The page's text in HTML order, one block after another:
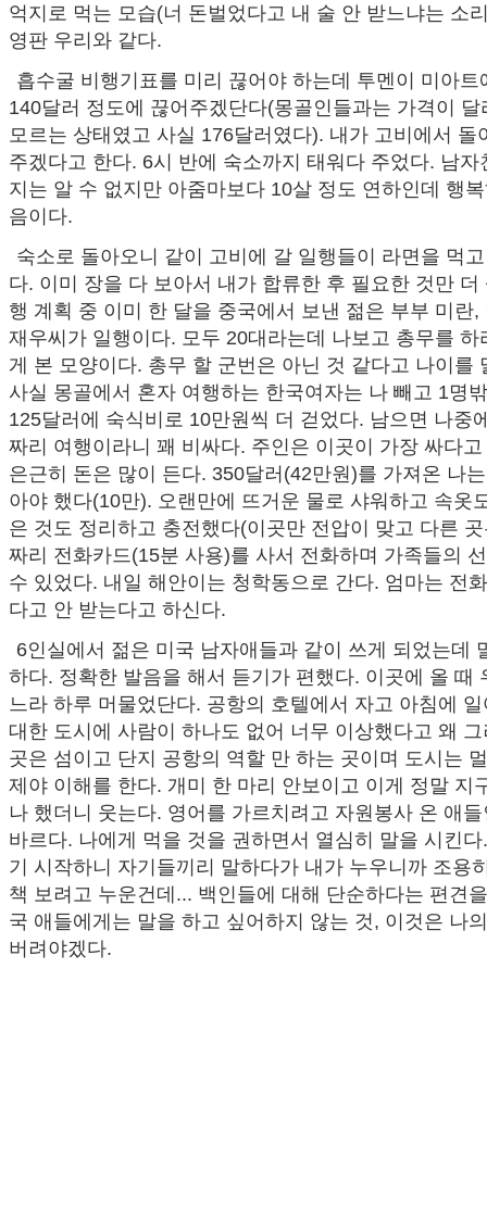
억지로 먹는 모습(너 돈벌었다고 내 술 안 받느냐는 소
영판 우리와 같다.
흡수굴 비행기표를 미리 끊어야 하는데 투멘이 미아트
140달러 정도에 끊어주겠단다(몽골인들과는 가격이
모르는 상태였고 사실 176달러였다). 내가 고비에서 돌
주겠다고 한다. 6시 반에 숙소까지 태워다 주었다. 남
지는 알 수 없지만 아줌마보다 10살 정도 연하인데 행
음이다.
숙소로 돌아오니 같이 고비에 갈 일행들이 라면을 먹
다. 이미 장을 다 보아서 내가 합류한 후 필요한 것만
행 계획 중 이미 한 달을 중국에서 보낸 젊은 부부 미란,
재우씨가 일행이다. 모두 20대라는데 나보고 총무를 하
게 본 모양이다. 총무 할 군번은 아닌 것 같다고 나이를
사실 몽골에서 혼자 여행하는 한국여자는 나 빼고 1명
125달러에 숙식비로 10만원씩 더 걷었다. 남으면 나중
짜리 여행이라니 꽤 비싸다. 주인은 이곳이 가장 싸다
은근히 돈은 많이 든다. 350달러(42만원)를 가져온 나
아야 했다(10만). 오랜만에 뜨거운 물로 샤워하고 속옷
은 것도 정리하고 충전했다(이곳만 전압이 맞고 다른
짜리 전화카드(15분 사용)를 사서 전화하며 가족들의
수 있었다. 내일 해안이는 청학동으로 간다. 엄마는 전
다고 안 받는다고 하신다.
6인실에서 젊은 미국 남자애들과 같이 쓰게 되었는데
하다. 정확한 발음을 해서 듣기가 편했다. 이곳에 올 때
느라 하루 머물었단다. 공항의 호텔에서 자고 아침에
대한 도시에 사람이 하나도 없어 너무 이상했다고 왜
곳은 섬이고 단지 공항의 역할 만 하는 곳이며 도시는
제야 이해를 한다. 개미 한 마리 안보이고 이게 정말 지
나 했더니 웃는다. 영어를 가르치려고 자원봉사 온 애
바르다. 나에게 먹을 것을 권하면서 열심히 말을 시킨
기 시작하니 자기들끼리 말하다가 내가 누우니까 조용
책 보려고 누운건데... 백인들에 대해 단순하다는 편견
국 애들에게는 말을 하고 싶어하지 않는 것, 이것은 나
버려야겠다.